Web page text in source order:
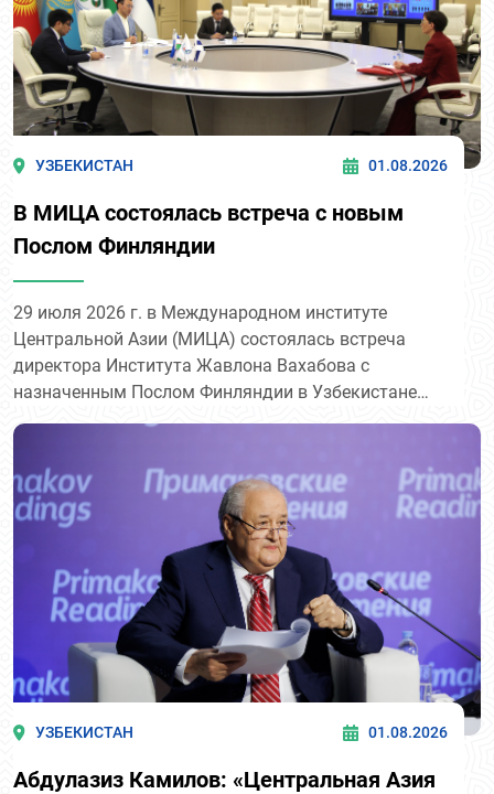
УЗБЕКИСТАН 01.08.2026
В МИЦА состоялась встреча с новым
Послом Финляндии
29 июля 2026 г. в Международном институте
Центральной Азии (МИЦА) состоялась встреча
директора Института Жавлона Вахабова с
назначенным Послом Финляндии в Узбекистане
Йоханной Марией Огрен.
УЗБЕКИСТАН 01.08.2026
Абдулазиз Камилов: «Центральная Азия